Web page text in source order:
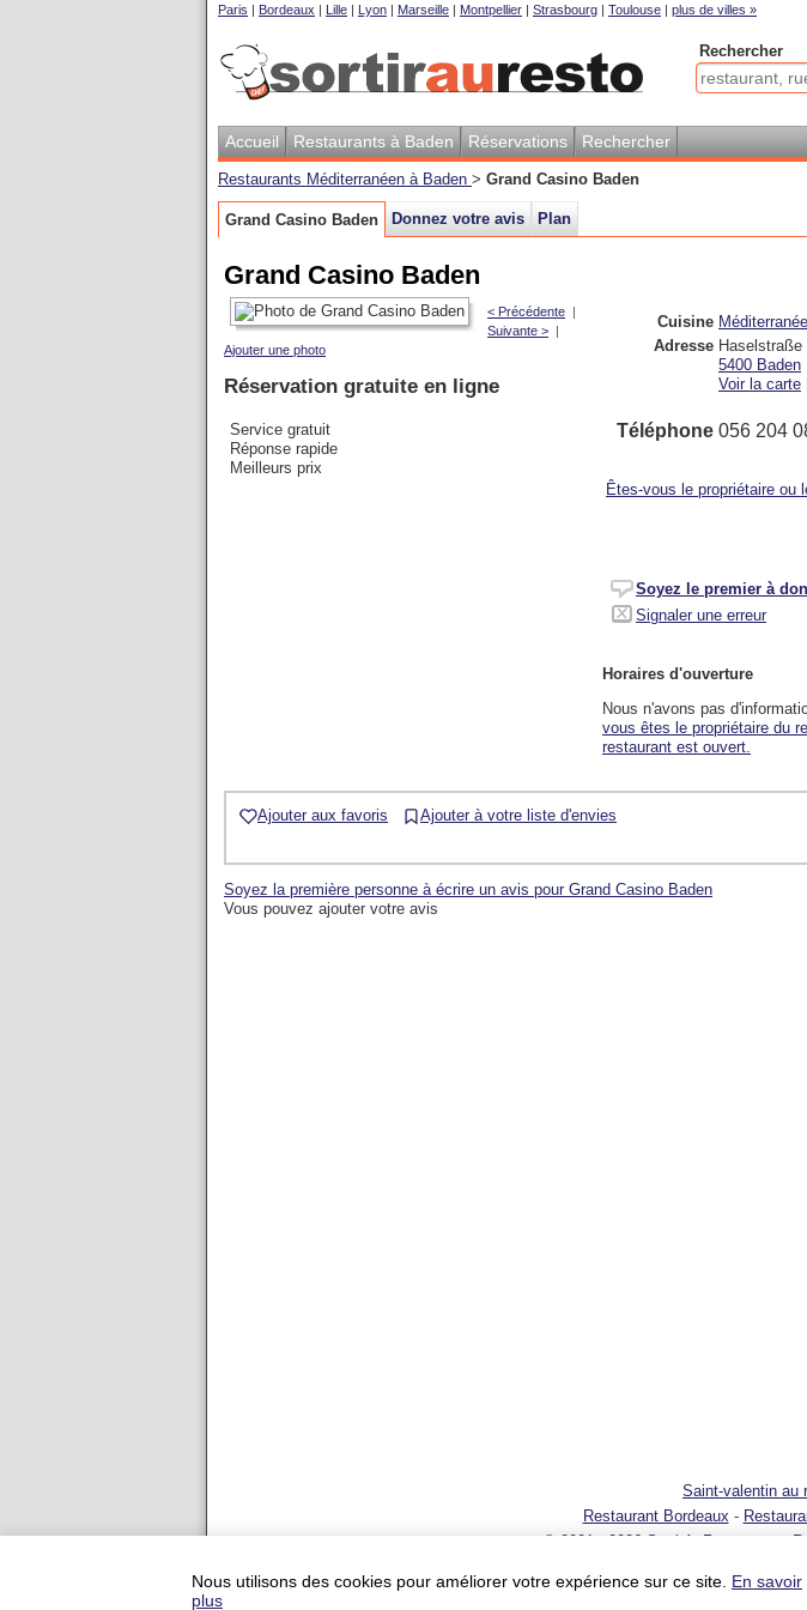
Paris | Bordeaux | Lille | Lyon | Marseille | Montpellier | Strasbourg | Toulouse | plus de villes »
Rechercher
Accueil Restaurants à Baden Réservations Rechercher
Restaurants Méditerranéen à Baden > Grand Casino Baden
Grand Casino Baden Donnez votre avis Plan
Grand Casino Baden
Cuisine
Adresse Haselstraße
5400 Baden
Voir la carte
Téléphone 056 204
Êtes-vous le propriétaire ou
Soyez le premier à
Signaler une erreur
Horaires d'ouverture
Nous n'avons pas
vous êtes le propriétaire du
restaurant est ouvert.
< Précédente |
Suivante > |
Ajouter une photo
Réservation gratuite en ligne
Service gratuit
Réponse rapide
Meilleurs prix
Ajouter aux favoris Ajouter à votre liste d'envies
Soyez la première personne à écrire un avis pour Grand Casino Baden
Vous pouvez ajouter votre avis
Saint-valentin au
Restaurant Bordeaux -
© 2001 - 2026 SortirAuResto.com -
Conditions du service-Conditions du service pour les professionnels-
Nous utilisons des cookies pour améliorer votre expérience sur ce site. En savoir
plus